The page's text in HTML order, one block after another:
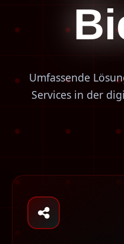
Umfassende
Services in der